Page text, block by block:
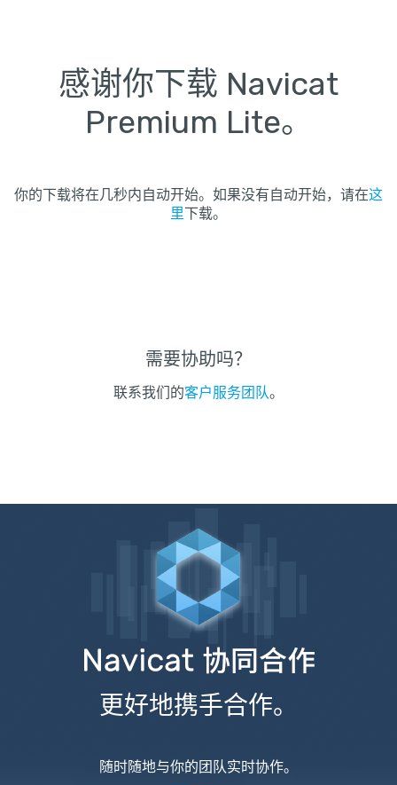
感谢你下载 Navicat
Premium Lite。
你的下载将在几秒内自动开始。如果没有自动开始，请在这
里下载。
需要协助吗？
联系我们的客户服务团队。
更好地携手合作。
随时随地与你的团队实时协作。